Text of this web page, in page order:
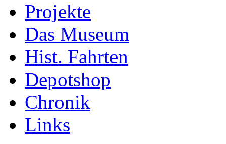
Projekte
Das Museum
Hist. Fahrten
Depotshop
Chronik
Links